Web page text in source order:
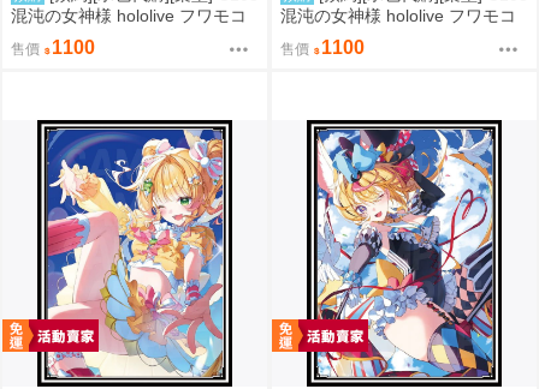
混沌の女神様 hololive フワモコ
泳裝ver
售價 1100
混沌の女神様 hololive フワモコ
冬裝ver
售價 1100